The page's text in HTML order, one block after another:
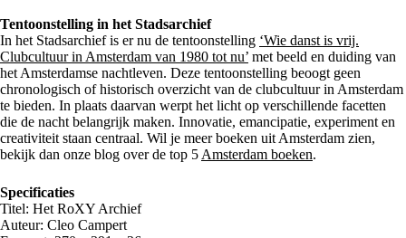
Tentoonstelling in het Stadsarchief
In het Stadsarchief is er nu de tentoonstelling ‘Wie danst is vrij.
Clubcultuur in Amsterdam van 1980 tot nu’ met beeld en duiding van
het Amsterdamse nachtleven. Deze tentoonstelling beoogt geen
chronologisch of historisch overzicht van de clubcultuur in Amsterdam
te bieden. In plaats daarvan werpt het licht op verschillende facetten
die de nacht belangrijk maken. Innovatie, emancipatie, experiment en
creativiteit staan centraal. Wil je meer boeken uit Amsterdam zien,
bekijk dan onze blog over de top 5 Amsterdam boeken.
Specificaties
Titel: Het RoXY Archief
Auteur: Cleo Campert